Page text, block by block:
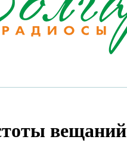
вещаний